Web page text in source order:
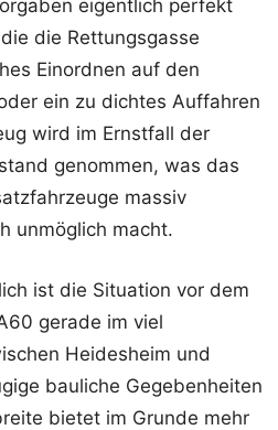
eigentlich perfekt
die Rettungsgasse
Einordnen auf den
ein zu dichtes Auffahren
wird im Ernstfall der
genommen, was das
massiv
unmöglich macht.
ist die Situation vor dem
gerade im viel
Heidesheim und
bauliche Gegebenheiten
bietet im Grunde mehr